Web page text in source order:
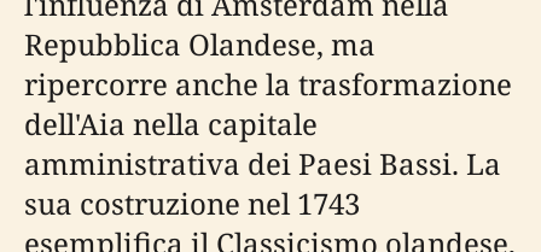
Repubblica Olandese, ma
ripercorre anche la trasformazione
dell'Aia nella capitale
amministrativa dei Paesi Bassi. La
sua costruzione nel 1743
esemplifica il Classicismo olandese,